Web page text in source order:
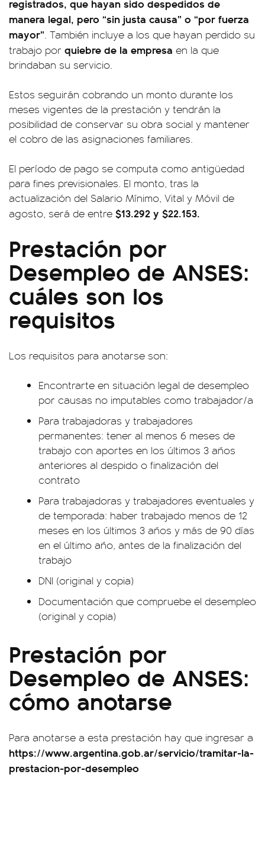
registrados, que hayan sido despedidos de
manera legal, pero “sin justa causa” o “por fuerza
mayor”. También incluye a los que hayan perdido su
trabajo por quiebre de la empresa en la que
brindaban su servicio.
Estos seguirán cobrando un monto durante los
meses vigentes de la prestación y tendrán la
posibilidad de conservar su obra social y mantener
el cobro de las asignaciones familiares.
El período de pago se computa como antigüedad
para fines previsionales. El monto, tras la
actualización del Salario Mínimo, Vital y Móvil de
agosto, será de entre $13.292 y $22.153.
Prestación por
Desempleo de ANSES:
cuáles son los
requisitos
Los requisitos para anotarse son:
Encontrarte en situación legal de desempleo
por causas no imputables como trabajador/a
Para trabajadoras y trabajadores
permanentes: tener al menos 6 meses de
trabajo con aportes en los últimos 3 años
anteriores al despido o finalización del
contrato
Para trabajadoras y trabajadores eventuales y
de temporada: haber trabajado menos de 12
meses en los últimos 3 años y más de 90 días
en el último año, antes de la finalización del
trabajo
DNI (original y copia)
Documentación que compruebe el desempleo
(original y copia)
Prestación por
Desempleo de ANSES:
cómo anotarse
Para anotarse a esta prestación hay que ingresar a
https://www.argentina.gob.ar/servicio/tramitar-la-
prestacion-por-desempleo